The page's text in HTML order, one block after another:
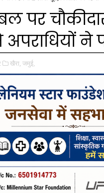
पर
ने
खैरा, जमुई,